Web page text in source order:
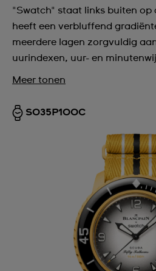
"Swatch" staat links buiten op
heeft een verbluffend
meerdere lagen zorgvuldig
uurindexen, uur- en
Meer tonen
SO35P100C